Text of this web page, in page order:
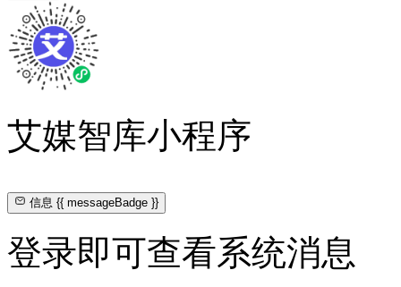
艾媒智库小程序
信息{{ messageBadge }}
登录即可查看系统消息